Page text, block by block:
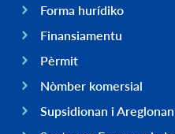
Forma hurídiko
Finansiamentu
Pèrmit
Nòmber komersial
Supsidionan i Areglonan